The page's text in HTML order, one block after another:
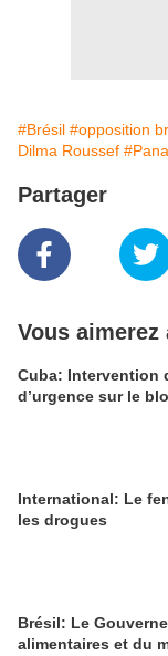
#Brésil #opposition
Dilma Roussef
Partager
Vous aimerez
Cuba: Intervention
d’urgence sur le
International: Le
les drogues
Brésil: Le
alimentaires et du